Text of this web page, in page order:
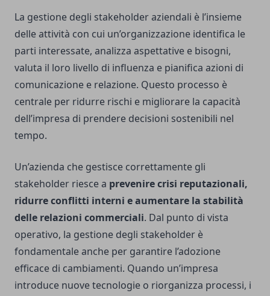
La gestione degli stakeholder aziendali è l’insieme
delle attività con cui un’organizzazione identifica le
parti interessate, analizza aspettative e bisogni,
valuta il loro livello di influenza e pianifica azioni di
comunicazione e relazione. Questo processo è
centrale per ridurre rischi e migliorare la capacità
dell’impresa di prendere decisioni sostenibili nel
tempo.
Un’azienda che gestisce correttamente gli
stakeholder riesce a prevenire crisi reputazionali,
ridurre conflitti interni e aumentare la stabilità
delle relazioni commerciali. Dal punto di vista
operativo, la gestione degli stakeholder è
fondamentale anche per garantire l’adozione
efficace di cambiamenti. Quando un’impresa
introduce nuove tecnologie o riorganizza processi, i